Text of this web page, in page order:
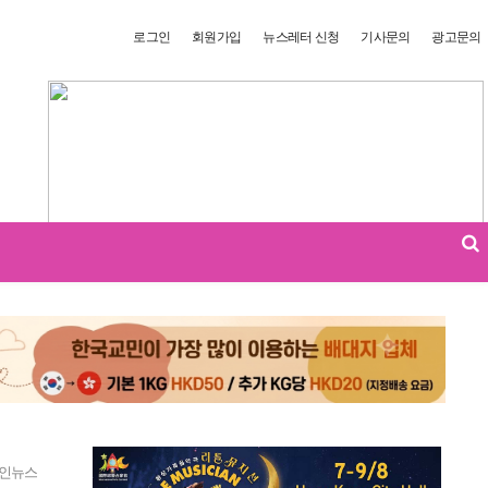
로그인 회원가입 뉴스레터 신청 기사문의 광고문의
뉴스